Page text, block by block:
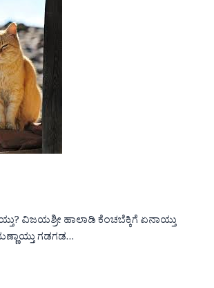
ವಿಜಯಶ್ರೀ ಹಾಲಾಡಿ ಕೆಂಚಬೆಕ್ಕಿಗೆ ಏನಾಯ್ತು
ಗಡಗಡ…